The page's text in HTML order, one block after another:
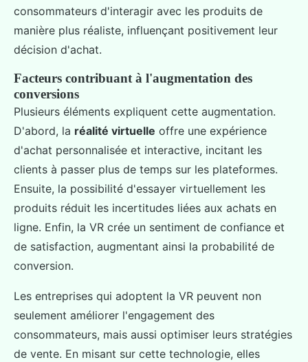
consommateurs d'interagir avec les produits de
manière plus réaliste, influençant positivement leur
décision d'achat.
Facteurs contribuant à l'augmentation des
conversions
Plusieurs éléments expliquent cette augmentation.
D'abord, la réalité virtuelle offre une expérience
d'achat personnalisée et interactive, incitant les
clients à passer plus de temps sur les plateformes.
Ensuite, la possibilité d'essayer virtuellement les
produits réduit les incertitudes liées aux achats en
ligne. Enfin, la VR crée un sentiment de confiance et
de satisfaction, augmentant ainsi la probabilité de
conversion.
Les entreprises qui adoptent la VR peuvent non
seulement améliorer l'engagement des
consommateurs, mais aussi optimiser leurs stratégies
de vente. En misant sur cette technologie, elles